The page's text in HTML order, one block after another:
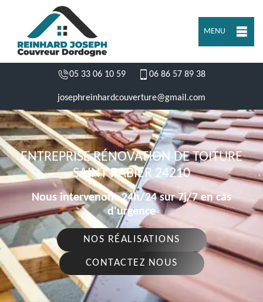
MENU
05 33 06 10 59 06 86 57 89 38
josephreinhardcouverture@gmail.com
ENTREPRISE RÉNOVATION DE TOITURE
SAINT RABIER 24210
Nous intervenons 24h/24 sur 7j/7 en cas
d'urgence
NOS RÉALISATIONS
CONTACTEZ NOUS